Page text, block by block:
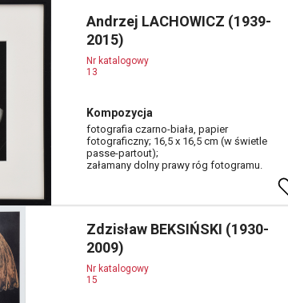
Andrzej LACHOWICZ (1939-
2015)
Nr katalogowy
13
Kompozycja
fotografia czarno-biała, papier
fotograficzny; 16,5 x 16,5 cm (w świetle
passe-partout);
załamany dolny prawy róg fotogramu.
Zdzisław BEKSIŃSKI (1930-
2009)
Nr katalogowy
15